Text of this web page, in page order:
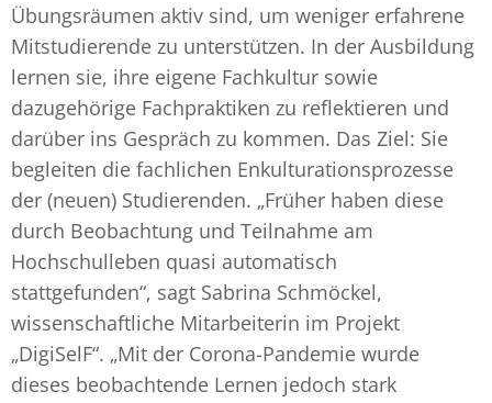
Übungsräumen aktiv sind, um weniger erfahrene
Mitstudierende zu unterstützen. In der Ausbildung
lernen sie, ihre eigene Fachkultur sowie
dazugehörige Fachpraktiken zu reflektieren und
darüber ins Gespräch zu kommen. Das Ziel: Sie
begleiten die fachlichen Enkulturationsprozesse
der (neuen) Studierenden. „Früher haben diese
durch Beobachtung und Teilnahme am
Hochschulleben quasi automatisch
stattgefunden“, sagt Sabrina Schmöckel,
wissenschaftliche Mitarbeiterin im Projekt
„DigiSelF“. „Mit der Corona-Pandemie wurde
dieses beobachtende Lernen jedoch stark